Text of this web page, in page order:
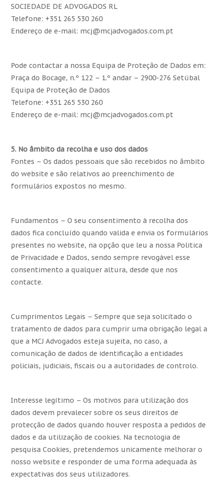
SOCIEDADE DE ADVOGADOS RL
Telefone: +351 265 530 260
Endereço de e-mail: mcj@mcjadvogados.com.pt
Pode contactar a nossa Equipa de Proteção de Dados em:
Praça do Bocage, n.º 122 – 1.º andar – 2900-276 Setúbal
Equipa de Proteção de Dados
Telefone: +351 265 530 260
Endereço de e-mail: mcj@mcjadvogados.com.pt
5. No âmbito da recolha e uso dos dados
Fontes – Os dados pessoais que são recebidos no âmbito
do website e são relativos ao preenchimento de
formulários expostos no mesmo.
Fundamentos – O seu consentimento à recolha dos
dados fica concluído quando valida e envia os formulários
presentes no website, na opção que leu a nossa Politica
de Privacidade e Dados, sendo sempre revogável esse
consentimento a qualquer altura, desde que nos
contacte.
Cumprimentos Legais – Sempre que seja solicitado o
tratamento de dados para cumprir uma obrigação legal a
que a MCJ Advogados esteja sujeita, no caso, a
comunicação de dados de identificação a entidades
policiais, judiciais, fiscais ou a autoridades de controlo.
Interesse legítimo – Os motivos para utilização dos
dados devem prevalecer sobre os seus direitos de
protecção de dados quando houver resposta a pedidos de
dados e da utilização de cookies. Na tecnologia de
pesquisa Cookies, pretendemos unicamente melhorar o
nosso website e responder de uma forma adequada às
expectativas dos seus utilizadores.